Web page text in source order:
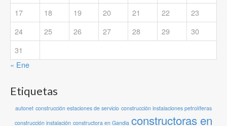
17
18 19 20 21 22
23
24
25 26 27 28 29
30
31
« Ene
Etiquetas
autonet construcción estaciones de servicio construcción instalaciones petrolíferas
construcción instalación constructora en Gandia constructoras en